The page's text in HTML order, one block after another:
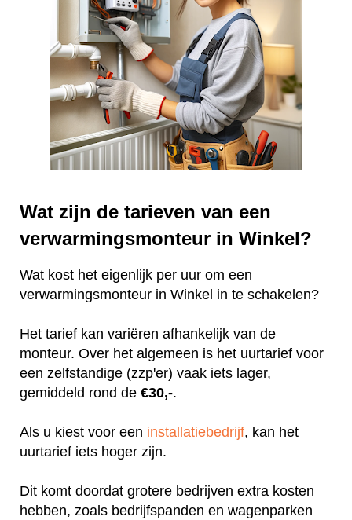
Wat zijn de tarieven van een
verwarmingsmonteur in Winkel?
Wat kost het eigenlijk per uur om een
verwarmingsmonteur in Winkel in te schakelen?
Het tarief kan variëren afhankelijk van de
monteur. Over het algemeen is het uurtarief voor
een zelfstandige (zzp'er) vaak iets lager,
gemiddeld rond de €30,-.
Als u kiest voor een installatiebedrijf, kan het
uurtarief iets hoger zijn.
Dit komt doordat grotere bedrijven extra kosten
hebben, zoals bedrijfspanden en wagenparken